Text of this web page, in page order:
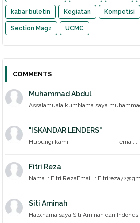
kabar buletin Kegiatan Kompetisi
Section Magz UCMC
COMMENTS
Muhammad Abdul
AssalamualaikumNama saya
"ISKANDAR LENDERS"
Hubungi kami: emai...
Fitri Reza
Nama :: Fitri RezaEmail ::
Siti Aminah
Halo,nama saya Siti Aminah dari